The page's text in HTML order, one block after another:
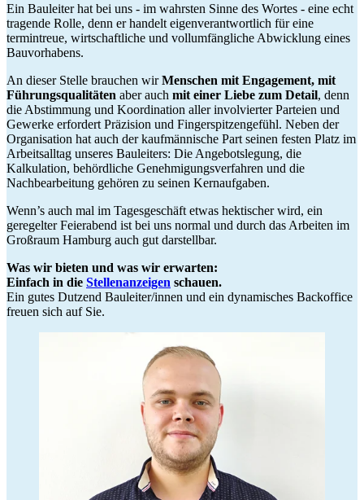
Ein Bauleiter hat bei uns - im wahrsten Sinne des Wortes - eine echt
tragende Rolle, denn er handelt eigenverantwortlich für eine
termintreue, wirtschaftliche und vollumfängliche Abwicklung eines
Bauvorhabens.
An dieser Stelle brauchen wirMenschen mit Engagement, mit
Führungsqualitäten aber auch mit einer Liebe zum Detail, denn
die Abstimmung und Koordination aller involvierter Parteien und
Gewerke erfordert Präzision und Fingerspitzengefühl. Neben der
Organisation hat auch der kaufmännische Part seinen festen Platz im
Arbeitsalltag unseres Bauleiters: Die Angebotslegung, die
Kalkulation, behördliche Genehmigungsverfahren und die
Nachbearbeitung gehören zu seinen Kernaufgaben.
Wenn’s auch mal im Tagesgeschäft etwas hektischer wird, ein
geregelter Feierabend ist bei uns normal und durch das Arbeiten im
Großraum Hamburg auch gut darstellbar.
Was wir bieten und was wir erwarten:
Einfach in die Stellenanzeigen schauen.
Ein gutes Dutzend Bauleiter/innen und ein dynamisches Backoffice
freuen sich auf Sie.